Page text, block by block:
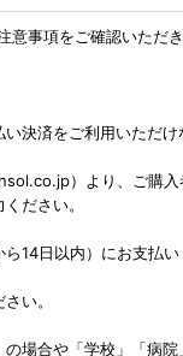
意事項をご確認いただ
決済をご利用いただ
）より、ご購
ださい。
14日以内）にお支払い
い。
場合や「学校」「病